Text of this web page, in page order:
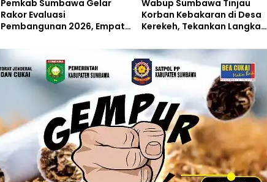
Pemkab Sumbawa Gelar
Rakor Evaluasi
Pembangunan 2026, Empat
Resmi Diluncurkan
Wabup Sumbawa Tinjau
Korban Kebakaran di Desa
Kerekeh, Tekankan Langkah